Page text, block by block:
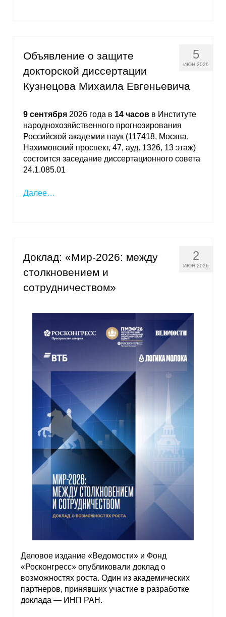
5
ИЮН 2026
Объявление о защите
докторской диссертации
Кузнецова Михаила Евгеньевича
9 сентября 2026 года в 14 часов в Институте
народнохозяйственного прогнозирования
Российской академии наук (117418, Москва,
Нахимовский проспект, 47, ауд. 1326, 13 этаж)
состоится заседание диссертационного совета
24.1.085.01
Далее…
2
ИЮН 2026
Доклад: «Мир-2026: между
столкновением и
сотрудничеством»
Деловое издание «Ведомости» и Фонд
«Росконгресс» опубликовали доклад о
возможностях роста. Один из академических
партнеров, принявших участие в разработке
доклада — ИНП РАН.